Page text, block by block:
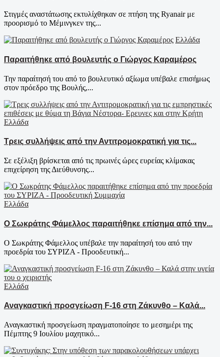
Στιγμές αναστάτωσης εκτυλίχθηκαν σε πτήση της Ryanair με
προορισμό το Μέμινγκεν της...
Ελλάδα
Παραιτήθηκε από βουλευτής ο Γιώργος Καραμέρος
Την παραίτησή του από το βουλευτικό αξίωμα υπέβαλε επισήμως
στον πρόεδρο της Βουλής,...
Ελλάδα
Τρεις συλλήψεις από την Αντιτρομοκρατική για τις...
Σε εξέλιξη βρίσκεται από τις πρωινές ώρες ευρείας κλίμακας
επιχείρηση της Διεύθυνσης...
Ελλάδα
Ο Σωκράτης Φάμελλος παραιτήθηκε επίσημα από την...
Ο Σωκράτης Φάμελλος υπέβαλε την παραίτησή του από την
προεδρία του ΣΥΡΙΖΑ - Προοδευτική...
Ελλάδα
Αναγκαστική προσγείωση F-16 στη Ζάκυνθο – Καλά...
Αναγκαστική προσγείωση πραγματοποίησε το μεσημέρι της
Πέμπτης 9 Ιουλίου μαχητικό...